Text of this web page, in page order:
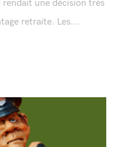
une décision très
retraite. Les...